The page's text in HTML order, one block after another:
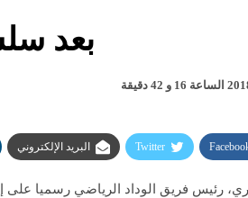
بعد
Twitter البريد الإلكتروني
رئيس فريق الوداد الرياضي رسميا على